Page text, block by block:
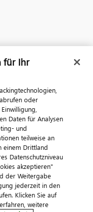
eG
AGB Kontakt
für Ihr
oder
Daten für Analysen
und
teilweise an
einem Drittland
Datenschutzniveau
akzeptieren"
der Weitergabe
jederzeit in den
Klicken Sie auf
weitere